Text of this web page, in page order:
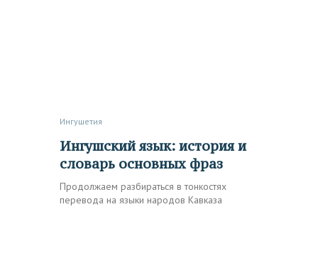
Ингушетия
Ингушский язык: история и
словарь основных фраз
Продолжаем разбираться в тонкостях
перевода на языки народов Кавказа